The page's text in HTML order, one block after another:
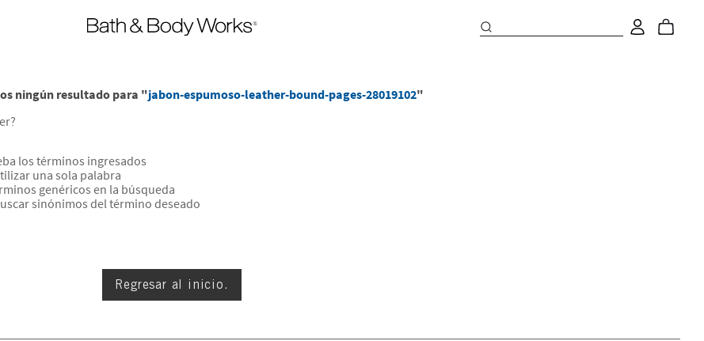
ningún resultado para "jabon-espumoso-leather-bound-pages-28019102"
los términos ingresados
una sola palabra
genéricos en la búsqueda
sinónimos del término deseado
Regresar al inicio.